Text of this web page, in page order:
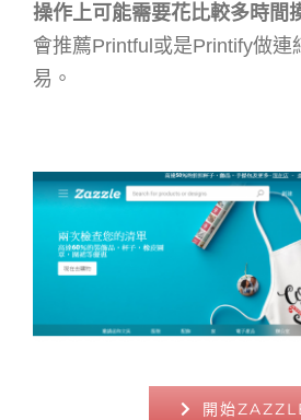
操作上可能需要花比較多時間
會推薦Printful或是Printify做連
易。
開始